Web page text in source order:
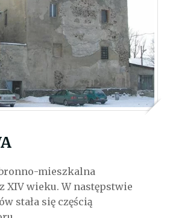
mieszkalna
XIV wieku. W następstwie
stała się częścią